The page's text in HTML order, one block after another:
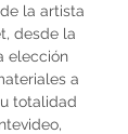
la artista
desde la
elección
a
totalidad